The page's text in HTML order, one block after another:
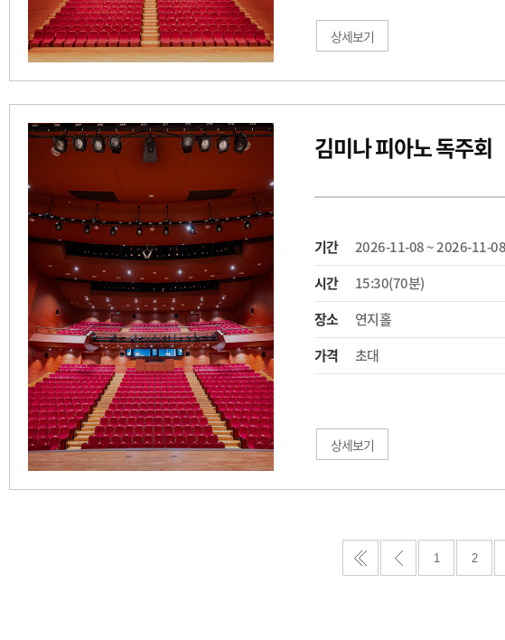
상세보기
김미나 피아노 독주회
기간
2026-11-08 ~ 2026-11-08
시간
15:30(70분)
장소
연지홀
가격
초대
상세보기
1 2